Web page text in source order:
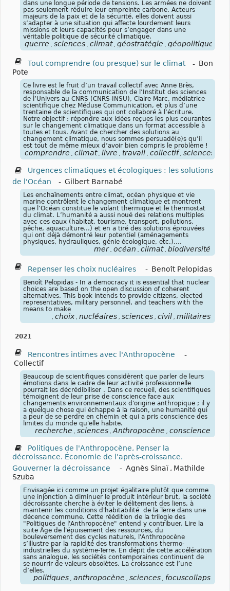
dans une longue période de tensions. Les armées ne doivent
pas seulement réduire leur empreinte carbone. Acteurs
majeurs de la paix et de la sécurité, elles doivent aussi
s’adapter à une situation qui affecte lourdement leurs
missions et leurs capacités pour s’engager dans une
véritable politique de sécurité climatique.
guerre sciences climat géostratégie géopolitique
Tout comprendre (ou presque) sur le climat - Bon
Pote
Ce livre est le fruit d’un travail collectif avec Anne Brès,
responsable de la communication de l’Institut des sciences
de l’Univers au CNRS (CNRS-INSU), Claire Marc, médiatrice
scientifique chez Méduse Communication, et plus d’une
trentaine de scientifiques qui ont collaboré à l’écriture.
Notre objectif : répondre aux idées reçues les plus courantes
sur le changement climatique dans un format accessible à
toutes et tous. Avant de chercher des solutions au
changement climatique, nous sommes persuadé(e)s qu’il
est tout de même mieux d’avoir bien compris le problème !
comprendre , climat , livre , travail , collectif , sciences
Urgences climatiques et écologiques : les solutions
de l'Océan
- Gilbert Barnabé
Les enchaînements entre climat, océan physique et vie
marine contrôlent le changement climatique et montrent
que l’Océan constitue le volant thermique et le thermostat
du climat. L’humanité a aussi noué des relations multiples
avec ces eaux (habitat, tourisme, transport, pollutions,
pêche, aquaculture…) et en a tiré des solutions éprouvées
qui ont déjà démontré leur potentiel (aménagements
physiques, hydrauliques, génie écologique, etc.)....
mer océan climat biodiversité
Repenser les choix nucléaires - Benoît Pelopidas
Benoît Pelopidas - In a democracy it is essential that nuclear
choices are based on the open discussion of coherent
alternatives. This book intends to provide citizens, elected
representatives, military personnel, and teachers with the
means to make
choix nucléaires sciences civil militaires
2021
Rencontres intimes avec l'Anthropocène
-
Collectif
Beaucoup de scientifiques considèrent que parler de leurs
émotions dans le cadre de leur activité professionnelle
pourrait les décrédibiliser . Dans ce recueil, des scientifiques
témoignent de leur prise de conscience face aux
changements environnementaux d'origine anthropique ; il y
a quelque chose qui échappe à la raison, une humanité qui
a peur de se perdre en chemin et qui a pris conscience des
limites du monde qu'elle habite.
recherche , sciences , Anthropocène , conscience
Politiques de l'Anthropocène, Penser la
décroissance. Économie de l'après-croissance.
Gouverner la décroissance
- Agnès Sinaï , Mathilde
Szuba
Envisagée ici comme un projet égalitaire plutôt que comme
une injonction à diminuer le produit intérieur brut, la société
décroissante cherche à éviter le délitement des liens, à
maintenir les conditions d'habitabilité de la Terre dans une
décence commune. Cette réédition de la trilogie des
"Politiques de l'Anthropocène" entend y contribuer. Lire la
suite Âge de l'épuisement des ressources, du
bouleversement des cycles naturels, l'Anthropocène
s’illustre par la rapidité des transformations thermo-
industrielles du système-Terre. En dépit de cette accélération
sans analogue, les sociétés contemporaines continuent de
se nourrir de valeurs obsolètes. La croissance est l’une
d’elles.
politiques anthropocène sciences focuscollaps